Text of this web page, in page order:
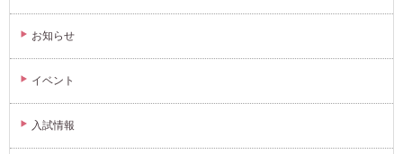
お知らせ
イベント
入試情報